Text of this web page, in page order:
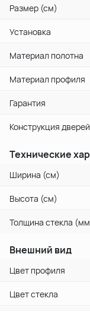
Размер (см)
Установка
Материал полотна
Материал профиля
Гарантия
Конструкция дверей
Технические
Ширина (см)
Высота (см)
Толщина стекла
Внешний вид
Цвет профиля
Цвет стекла